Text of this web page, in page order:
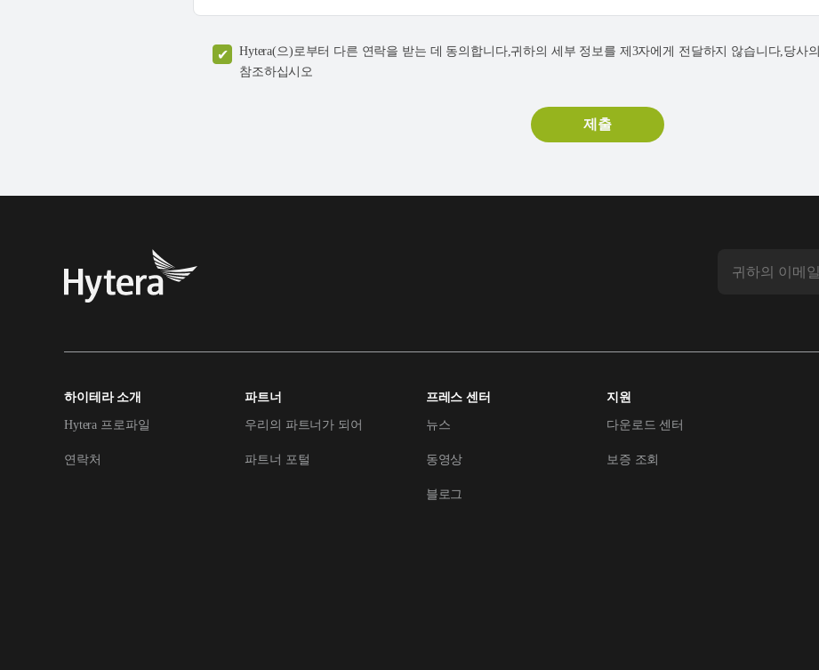
Hytera(으)로부터 다른 연락을 받는 데 동의합니다,귀하의 세부 정보를 제3자에게 전달하지 않습니다,당사의
참조하십시오
하이테라 소개
Hytera 프로파일
연락처
파트너
우리의 파트너가 되어
파트너 포털
프레스 센터
뉴스
동영상
블로그
지원
다운로드 센터
보증 조회